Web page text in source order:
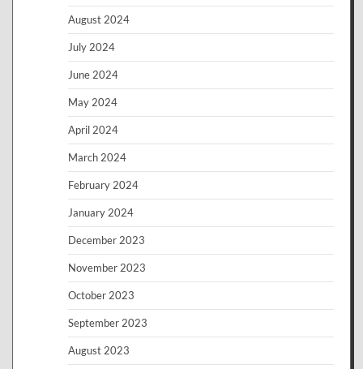
August 2024
July 2024
June 2024
May 2024
April 2024
March 2024
February 2024
January 2024
December 2023
November 2023
October 2023
September 2023
August 2023